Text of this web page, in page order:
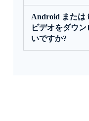
Android または
ビデオをダウ
いですか?